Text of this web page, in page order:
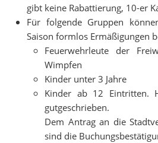
gibt keine Rabattierung, 10-er
Für folgende Gruppen
Saison formlos Ermäßigungen
Feuerwehrleute der
Wimpfen
Kinder unter 3 Jahre
Kinder ab 12 Eintritten.
gutgeschrieben.
Dem Antrag an die
sind die